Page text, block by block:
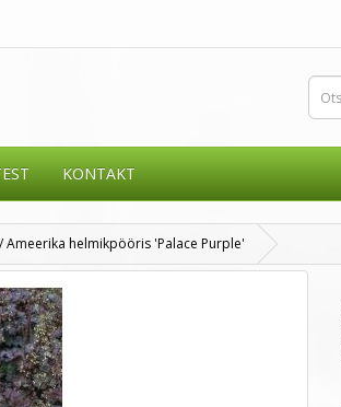
KONTAKT
helmikpööris 'Palace Purple'